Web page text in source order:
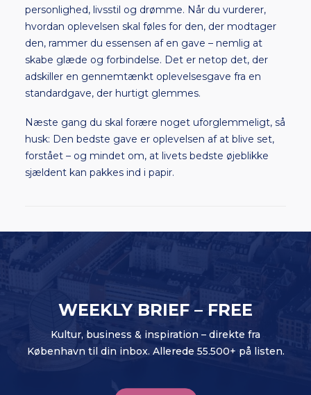
personlighed, livsstil og drømme. Når du vurderer,
hvordan oplevelsen skal føles for den, der modtager
den, rammer du essensen af en gave – nemlig at
skabe glæde og forbindelse. Det er netop det, der
adskiller en gennemtænkt oplevelsesgave fra en
standardgave, der hurtigt glemmes.
Næste gang du skal forære noget uforglemmeligt, så
husk: Den bedste gave er oplevelsen af at blive set,
forstået – og mindet om, at livets bedste øjeblikke
sjældent kan pakkes ind i papir.
WEEKLY BRIEF – FREE
Kultur, business & inspiration – direkte fra
København til din inbox. Allerede 55.500+ på listen.